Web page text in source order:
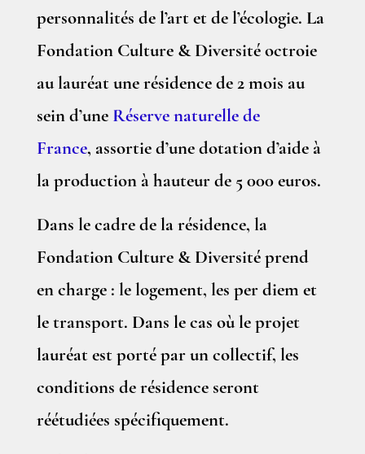
personnalités de l’art et de l’écologie. La
Fondation Culture & Diversité octroie
au lauréat une résidence de 2 mois au
sein d’une Réserve naturelle de
France, assortie d’une dotation d’aide à
la production à hauteur de 5 000 euros.
Dans le cadre de la résidence, la
Fondation Culture & Diversité prend
en charge : le logement, les per diem et
le transport. Dans le cas où le projet
lauréat est porté par un collectif, les
conditions de résidence seront
réétudiées spécifiquement.